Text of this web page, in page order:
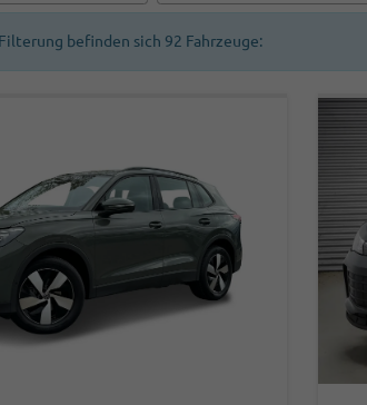
befinden sich 92 Fahrzeuge: